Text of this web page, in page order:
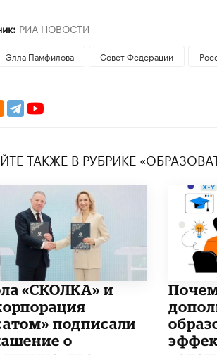
РИА НОВОСТИ
Элла Памфилова Совет Федерации
ТАКЖЕ В РУБРИКЕ
«СКОЛКА» и
подписали
о